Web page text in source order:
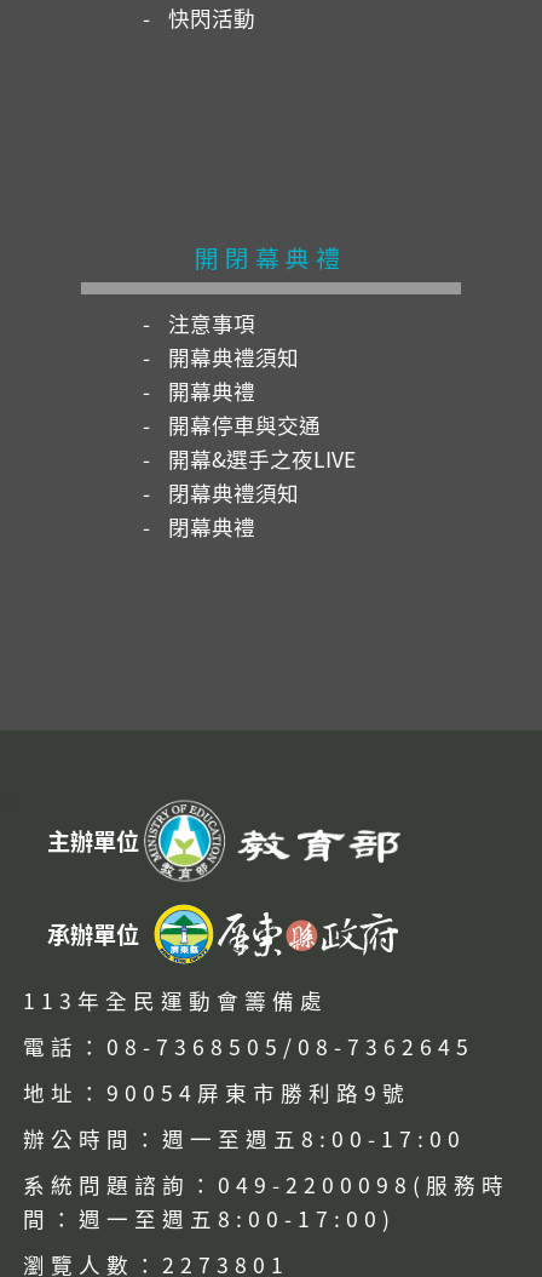
快閃活動
開閉幕典禮
注意事項
開幕典禮須知
開幕典禮
開幕停車與交通
開幕&選手之夜LIVE
閉幕典禮須知
閉幕典禮
主辦單位
承辦單位
113年全民運動會籌備處
電話：08-7368505/08-7362645
地址：90054屏東市勝利路9號
辦公時間：週一至週五8:00-17:00
系統問題諮詢：049-2200098(服務時
間：週一至週五8:00-17:00)
瀏覽人數：2273801